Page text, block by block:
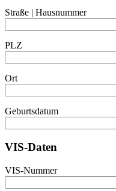
Straße | Hausnummer
PLZ
Ort
Geburtsdatum
VIS-Daten
VIS-Nummer